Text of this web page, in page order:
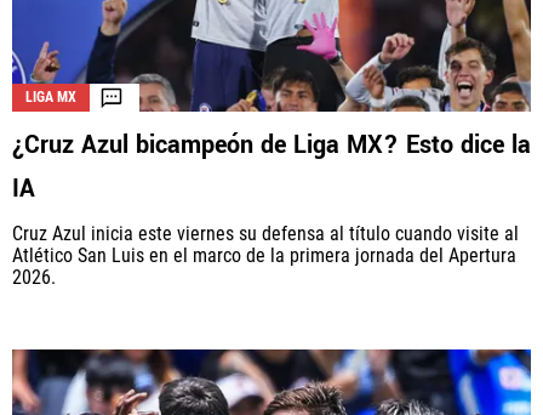
LIGA MX
¿Cruz Azul bicampeón de Liga MX? Esto dice la
IA
Cruz Azul inicia este viernes su defensa al título cuando visite al
Atlético San Luis en el marco de la primera jornada del Apertura
2026.